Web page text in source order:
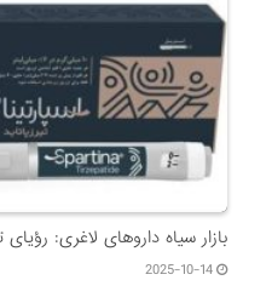
بازار سیاه داروهای لاغری:
2025-10-14